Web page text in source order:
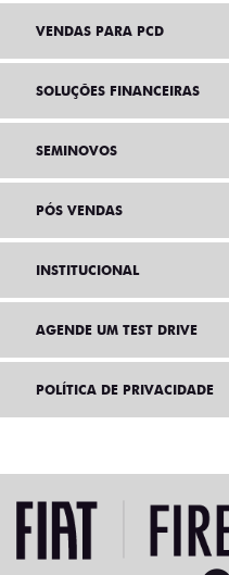
VENDAS PARA PCD
SOLUÇÕES FINANCEIRAS
SEMINOVOS
PÓS VENDAS
INSTITUCIONAL
AGENDE UM TEST DRIVE
POLÍTICA DE PRIVACIDADE